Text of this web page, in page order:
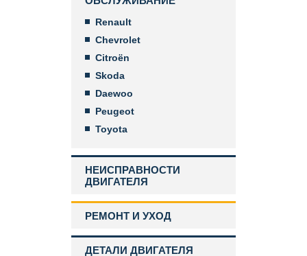
Renault
Chevrolet
Citroën
Skoda
Daewoo
Peugeot
Toyota
НЕИСПРАВНОСТИ
ДВИГАТЕЛЯ
РЕМОНТ И УХОД
ДЕТАЛИ ДВИГАТЕЛЯ